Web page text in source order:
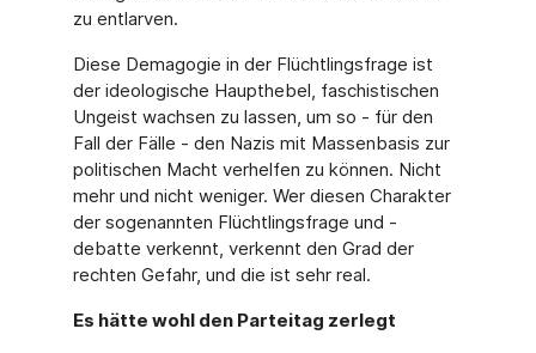
zu entlarven.
Diese Demagogie in der Flüchtlingsfrage ist
der ideologische Haupthebel, faschistischen
Ungeist wachsen zu lassen, um so - für den
Fall der Fälle - den Nazis mit Massenbasis zur
politischen Macht verhelfen zu können. Nicht
mehr und nicht weniger. Wer diesen Charakter
der sogenannten Flüchtlingsfrage und -
debatte verkennt, verkennt den Grad der
rechten Gefahr, und die ist sehr real.
Es hätte wohl den Parteitag zerlegt